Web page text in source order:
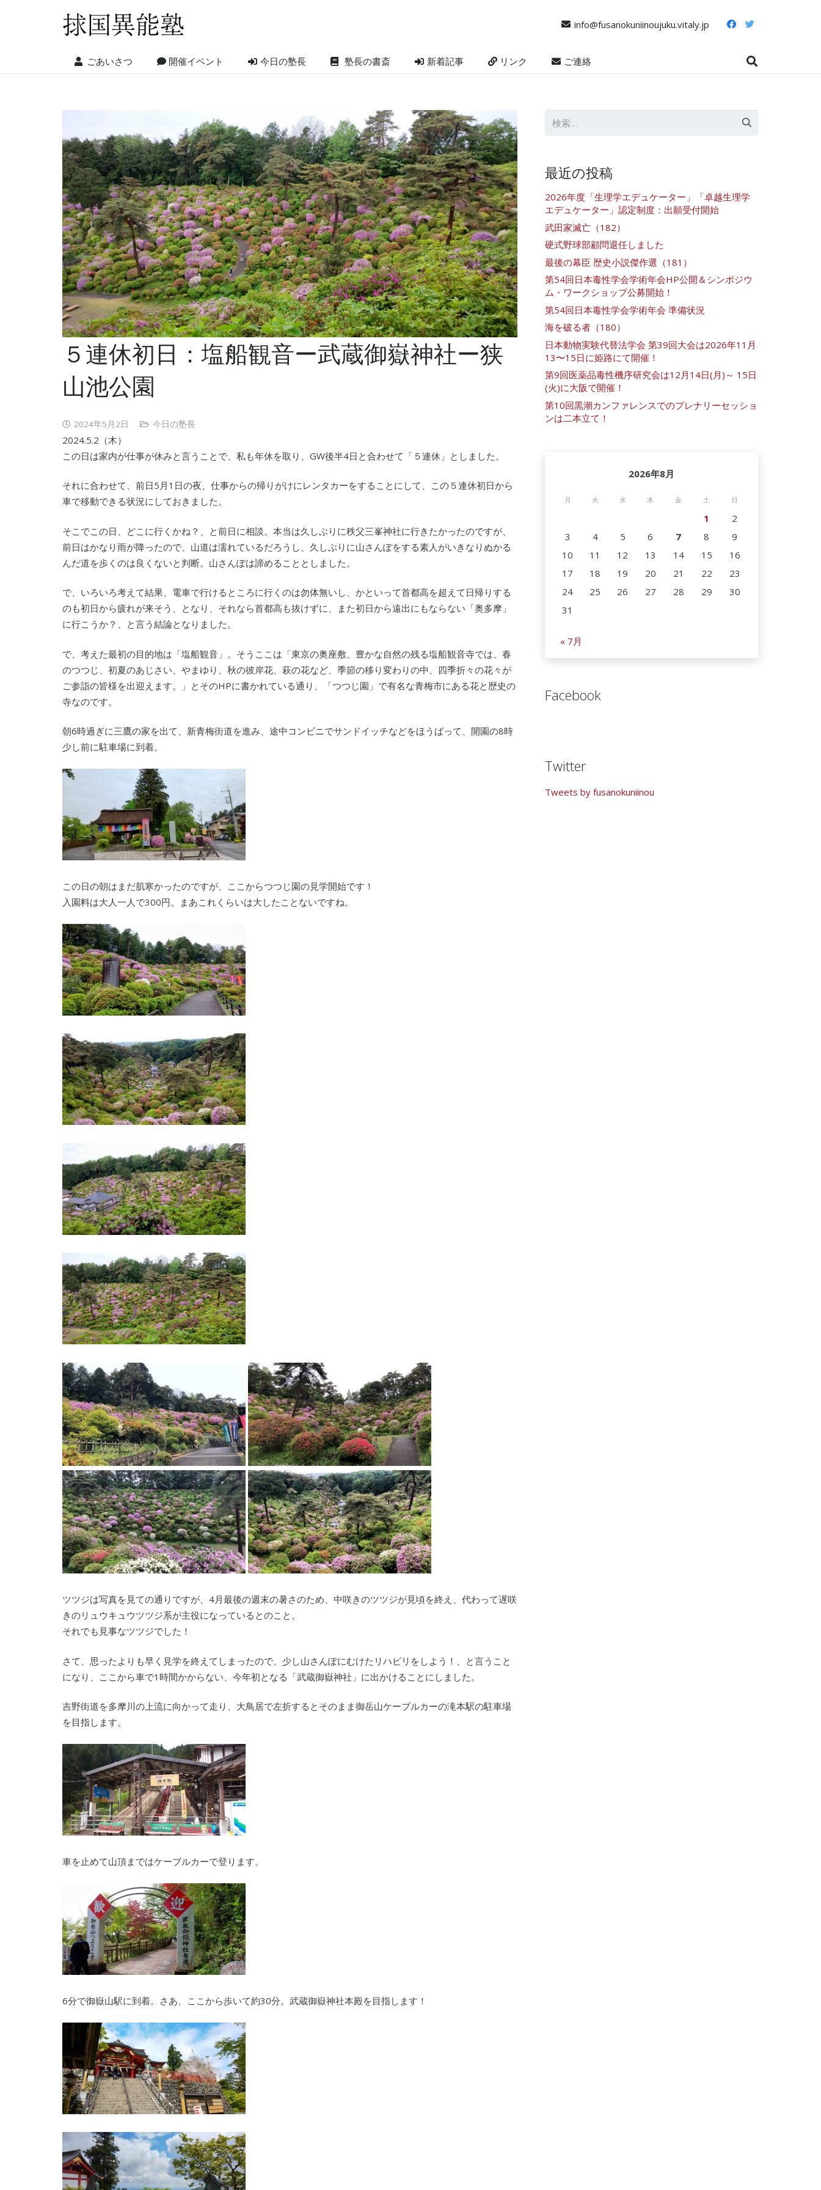
info@fusanokuniinoujuku.vitaly.jp
ごあいさつ 開催イベント 今日の塾長 塾長の書斎 新着記事 リンク ご連絡
５連休初日：塩船観音ー武蔵御嶽神社ー狭
山池公園
2024年5月2日 今日の塾長
2024.5.2（木）
この日は家内が仕事が休みと言うことで、私も年休を取り、GW後半4日と合わせて「５連休」としました。
それに合わせて、前日5月1日の夜、仕事からの帰りがけにレンタカーをすることにして、この５連休初日から
車で移動できる状況にしておきました。
そこでこの日、どこに行くかね？、と前日に相談。本当は久しぶりに秩父三峯神社に行きたかったのですが、
前日はかなり雨が降ったので、山道は濡れているだろうし、久しぶりに山さんぽをする素人がいきなりぬかる
んだ道を歩くのは良くないと判断。山さんぽは諦めることとしました。
で、いろいろ考えて結果、電車で行けるところに行くのは勿体無いし、かといって首都高を超えて日帰りする
のも初日から疲れが来そう、となり、それなら首都高も抜けずに、また初日から遠出にもならない「奥多摩」
に行こうか？、と言う結論となりました。
で、考えた最初の目的地は「塩船観音」。そうここは「東京の奥座敷、豊かな自然の残る塩船観音寺では、春
のつつじ、初夏のあじさい、やまゆり、秋の彼岸花、萩の花など、季節の移り変わりの中、四季折々の花々が
ご参詣の皆様を出迎えます。」とそのHPに書かれている通り、「つつじ園」で有名な青梅市にある花と歴史の
寺なのです。
朝6時過ぎに三鷹の家を出て、新青梅街道を進み、途中コンビニでサンドイッチなどをほうばって、開園の8時
少し前に駐車場に到着。
この日の朝はまだ肌寒かったのですが、ここからつつじ園の見学開始です！
入園料は大人一人で300円。まあこれくらいは大したことないですね。
ツツジは写真を見ての通りですが、4月最後の週末の暑さのため、中咲きのツツジが見頃を終え、代わって遅咲
きのリュウキュウツツジ系が主役になっているとのこと。
それでも見事なツツジでした！
さて、思ったよりも早く見学を終えてしまったので、少し山さんぽにむけたリハビリをしよう！、と言うこと
になり、ここから車で1時間かからない、今年初となる「武蔵御嶽神社」に出かけることにしました。
吉野街道を多摩川の上流に向かって走り、大鳥居で左折するとそのまま御岳山ケーブルカーの滝本駅の駐車場
を目指します。
車を止めて山頂まではケーブルカーで登ります。
6分で御嶽山駅に到着。さあ、ここから歩いて約30分。武蔵御嶽神社本殿を目指します！
最近の投稿
2026年度「生理学エデュケーター」「卓越生理学
エデュケーター」認定制度：出願受付開始
武田家滅亡（182）
硬式野球部顧問退任しました
最後の幕臣 歴史小説傑作選（181）
第54回日本毒性学会学術年会HP公開＆シンポジウ
ム・ワークショップ公募開始！
第54回日本毒性学会学術年会 準備状況
海を破る者（180）
日本動物実験代替法学会 第39回大会は2026年11月
13〜15日に姫路にて開催！
第9回医薬品毒性機序研究会は12月14日(月)～ 15日
(火)に大阪で開催！
第10回黒潮カンファレンスでのプレナリーセッショ
ンは二本立て！
2026年8月
月 火 水 木 金 土 日
1
2
3
4 5 6 7 8
9
10
11 12 13 14 15
16
17
18 19 20 21 22
23
24
25 26 27 28 29
30
31
« 7月
Facebook
Twitter
Tweets by fusanokuniinou